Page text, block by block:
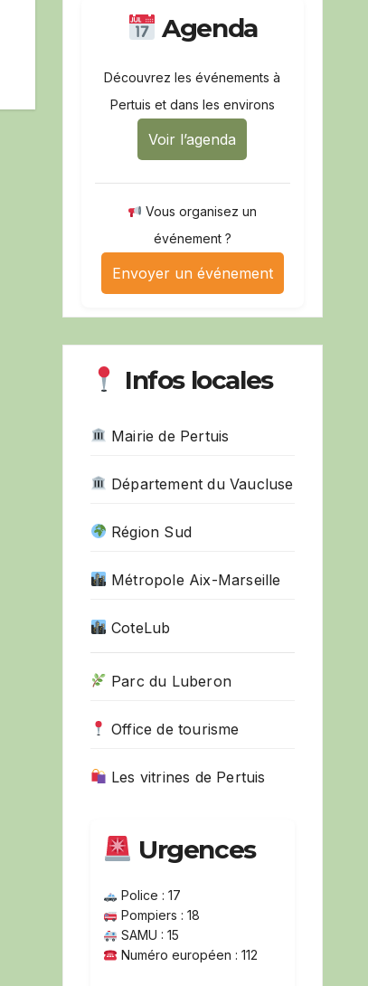
Agenda
Découvrez les événements à
Pertuis et dans les environs
Voir l’agenda
Vous organisez un
événement ?
Envoyer un événement
Infos locales
Mairie de Pertuis
Département du Vaucluse
Région Sud
Métropole Aix-Marseille
CoteLub
Parc du Luberon
Office de tourisme
Les vitrines de Pertuis
Urgences
Police : 17
Pompiers : 18
SAMU : 15
Numéro européen : 112